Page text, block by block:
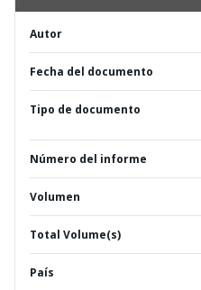
Autor
Fecha del documento
Tipo de documento
Número del informe
Volumen
Total Volume(s)
País